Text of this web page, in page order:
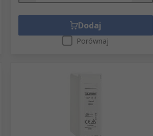
Dodaj
Porównaj